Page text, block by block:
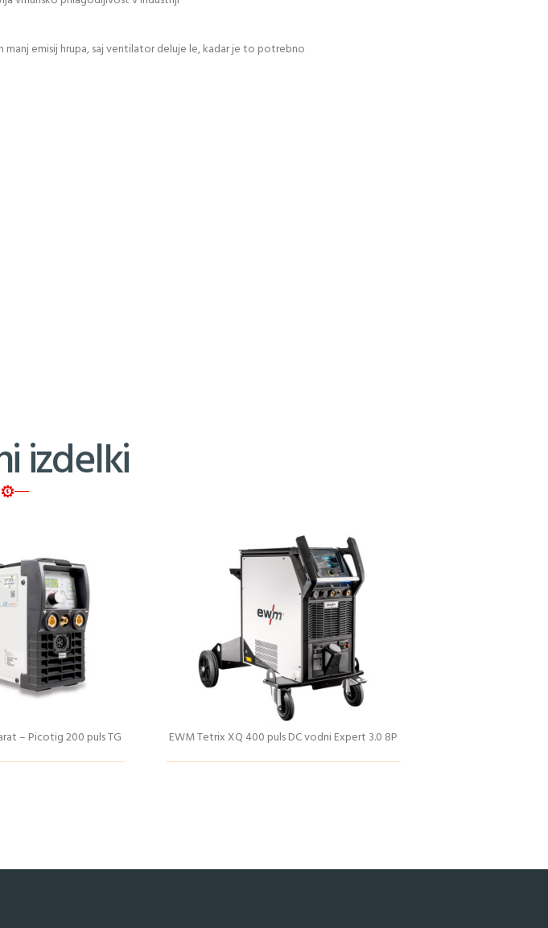
emisij hrupa, saj ventilator deluje le, kadar je to potrebno
izdelki
– Picotig 200 puls TG EWM Tetrix XQ 400 puls DC vodni Expert 3.0 8P